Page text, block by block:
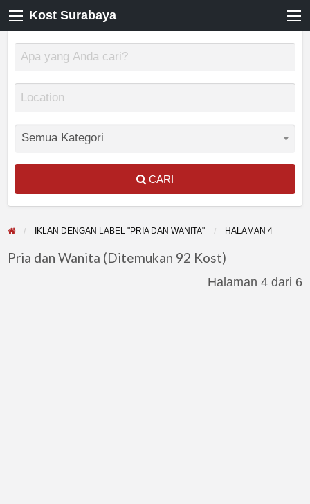
Kost Surabaya
CARI
IKLAN DENGAN LABEL "PRIA DAN WANITA" HALAMAN 4
Pria dan Wanita (Ditemukan 92 Kost)
Halaman 4 dari 6